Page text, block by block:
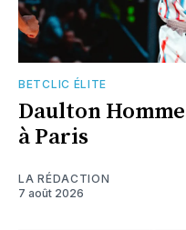
BETCLIC ÉLITE
Daulton
à Paris
LA RÉDACTION
7 août 2026